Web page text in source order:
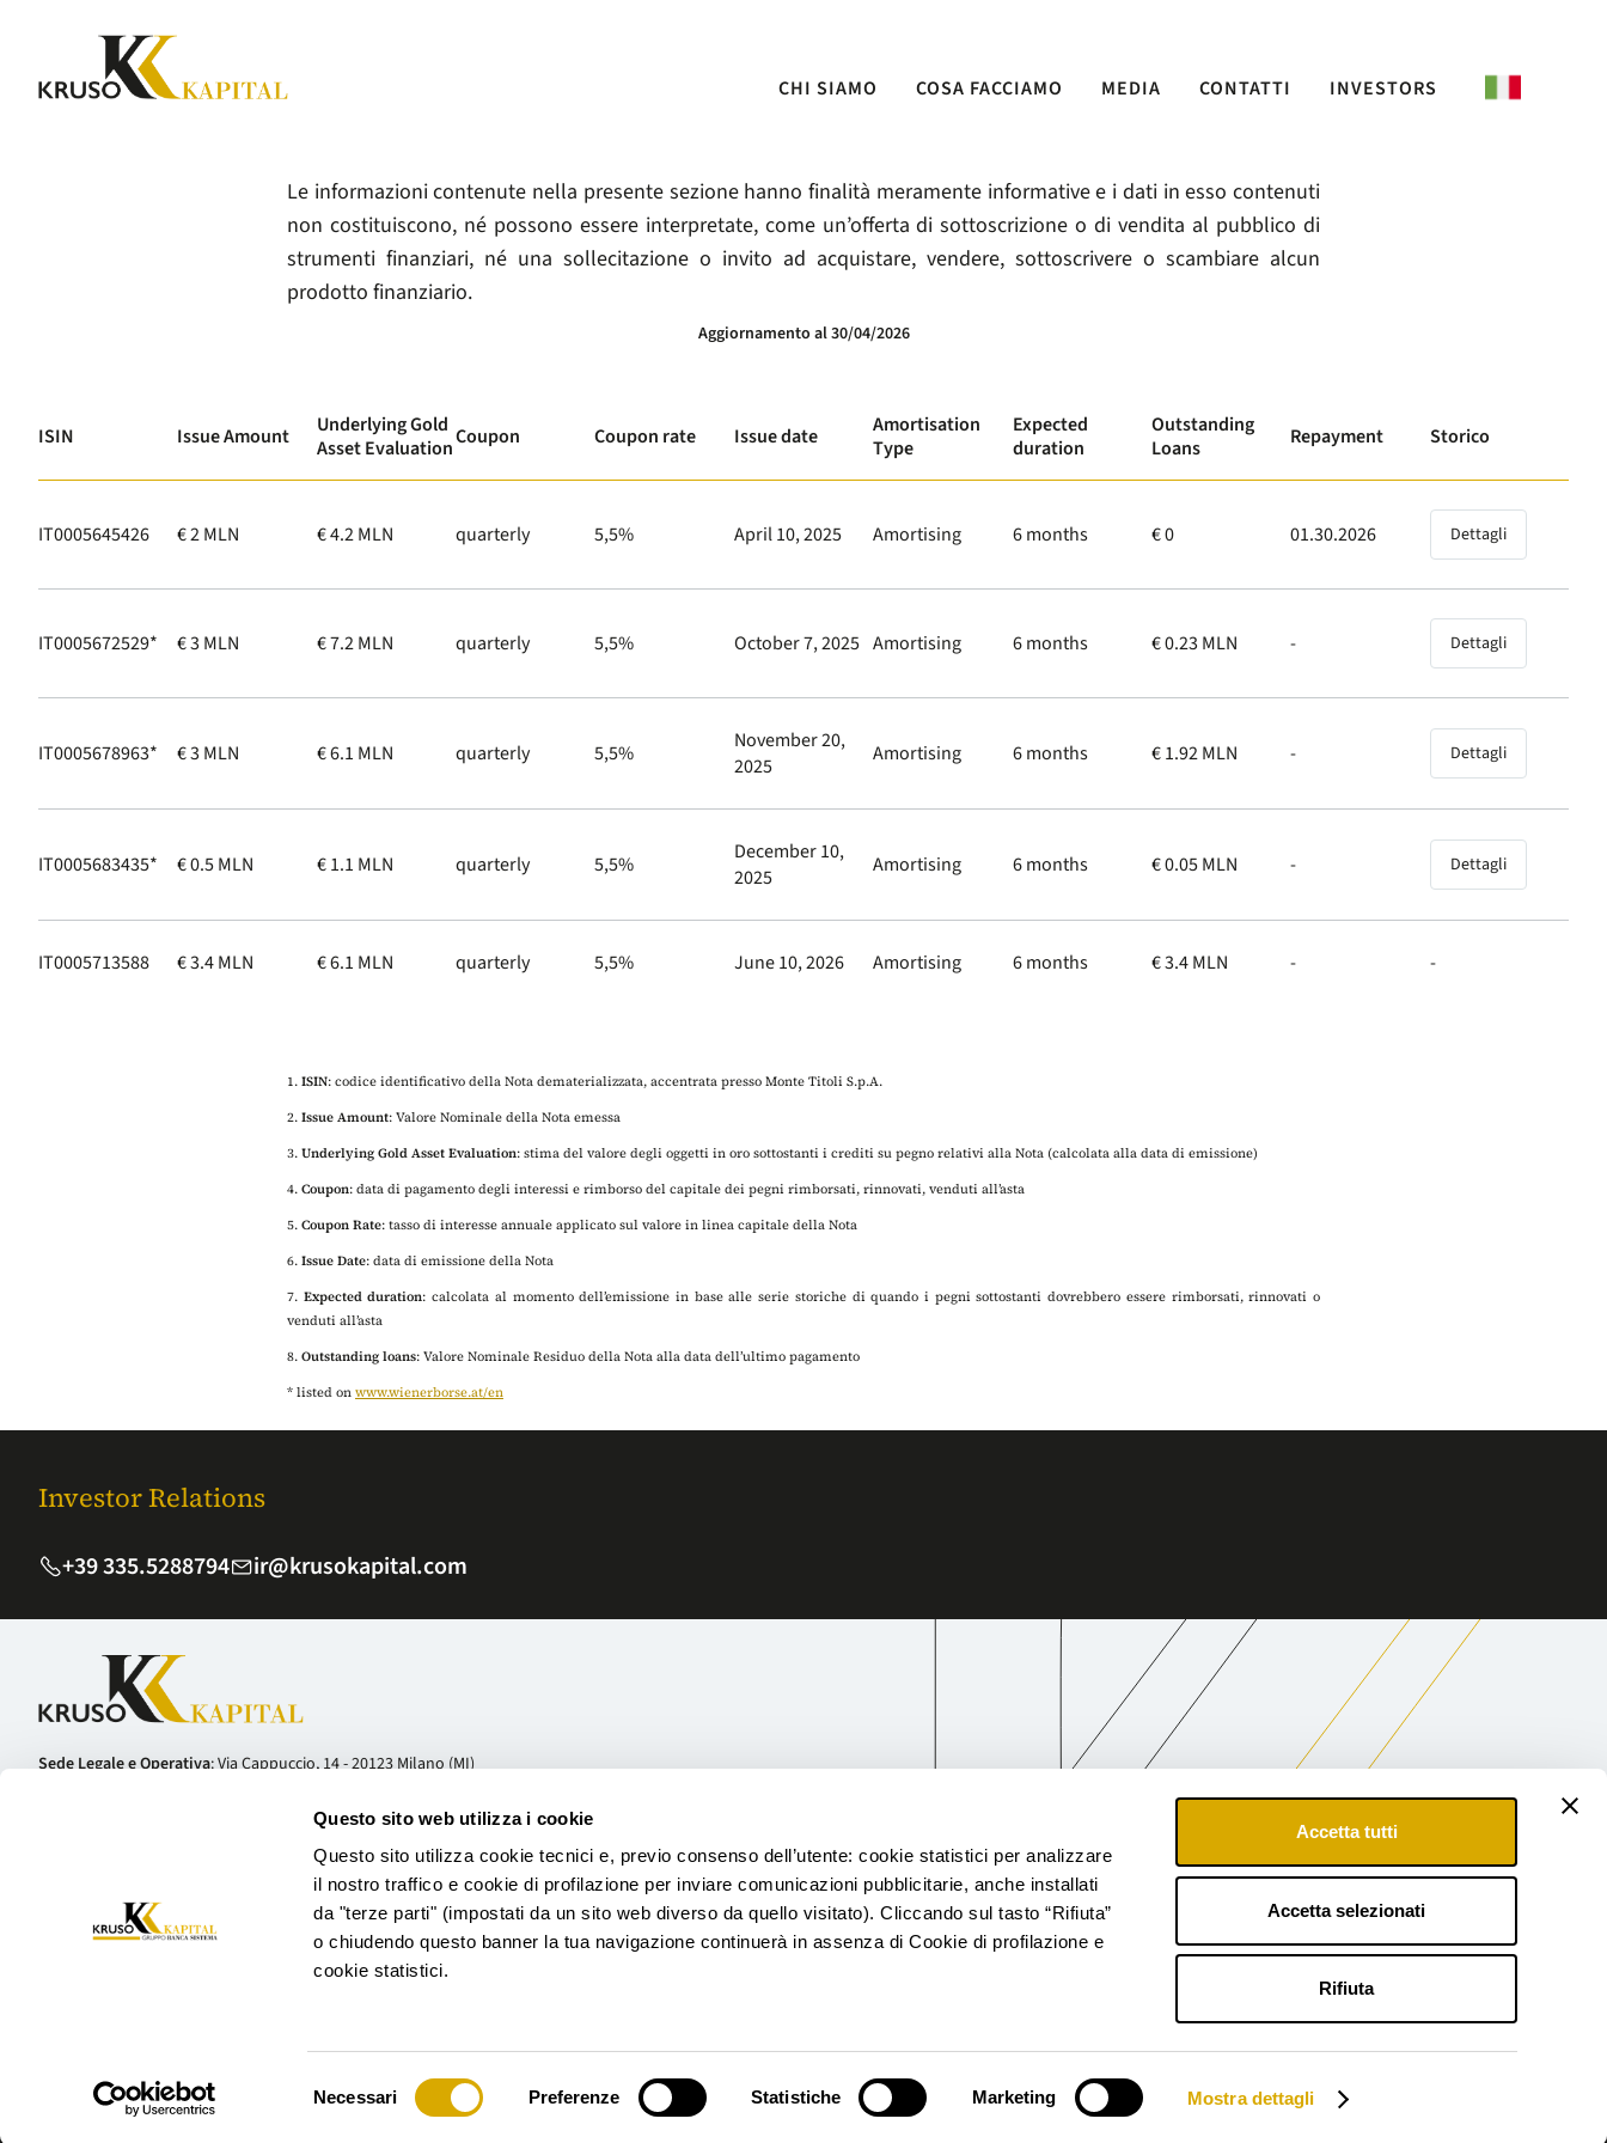
Questo sito web utilizza i cookie
Questo sito utilizza cookie tecnici e, previo consenso dell’utente: cookie statistici per analizzare
il nostro traffico e cookie di profilazione per inviare comunicazioni pubblicitarie, anche installati
da "terze parti" (impostati da un sito web diverso da quello visitato). Cliccando sul tasto “Rifiuta”
o chiudendo questo banner la tua navigazione continuerà in assenza di Cookie di profilazione e
cookie statistici.
Necessari Preferenze Statistiche Marketing Mostra dettagli
Accetta tutti
Accetta selezionati
Rifiuta
CHI SIAMO COSA FACCIAMO MEDIA CONTATTI INVESTORS
Credit-Linked Note
Le informazioni contenute nella presente sezione hanno finalità meramente informative e i dati in esso contenuti
non costituiscono, né possono essere interpretate, come un’offerta di sottoscrizione o di vendita al pubblico di
strumenti finanziari, né una sollecitazione o invito ad acquistare, vendere, sottoscrivere o scambiare alcun
prodotto finanziario.
Aggiornamento al30/04/2026
ISIN Issue Amount
Underlying Gold
Asset EvaluationCoupon Coupon rate Issue date
Amortisation
Type
Expected
duration
Outstanding
Loans
Repayment Storico
IT0005645426 € 2 MLN € 4.2 MLN quarterly 5,5% April 10, 2025 Amortising 6 months € 0 01.30.2026 Dettagli
IT0005672529* € 3 MLN € 7.2 MLN quarterly 5,5% October 7, 2025 Amortising 6 months € 0.23 MLN - Dettagli
IT0005678963* € 3 MLN € 6.1 MLN quarterly 5,5%
November 20,
2025
Amortising 6 months € 1.92 MLN - Dettagli
IT0005683435* € 0.5 MLN € 1.1 MLN quarterly 5,5%
December 10,
2025
Amortising 6 months € 0.05 MLN - Dettagli
IT0005713588 € 3.4 MLN € 6.1 MLN quarterly 5,5% June 10, 2026 Amortising 6 months € 3.4 MLN - -
1. ISIN: codice identificativo della Nota dematerializzata, accentrata presso Monte Titoli S.p.A.
2. Issue Amount: Valore Nominale della Nota emessa
3. Underlying Gold Asset Evaluation: stima del valore degli oggetti in oro sottostanti i crediti su pegno relativi alla Nota (calcolata alla data di emissione)
4. Coupon: data di pagamento degli interessi e rimborso del capitale dei pegni rimborsati, rinnovati, venduti all’asta
5. Coupon Rate: tasso di interesse annuale applicato sul valore in linea capitale della Nota
6. Issue Date: data di emissione della Nota
7. Expected duration: calcolata al momento dell’emissione in base alle serie storiche di quando i pegni sottostanti dovrebbero essere rimborsati, rinnovati o
venduti all’asta
8. Outstanding loans: Valore Nominale Residuo della Nota alla data dell’ultimo pagamento
* listed on www.wienerborse.at/en
Investor Relations
+39 335.5288794 ir@krusokapital.com
Sede Legale e Operativa: Via Cappuccio, 14 - 20123 Milano (MI)
Codice Fiscale e Partita IVA: 10753220960 | Capitale sociale: € 24.609.593 i.v.
Kruso Kapital S.p.A. è iscritta all’albo degli Intermediari Finanziari ex Art. 106 TUB n. 19493
Trasparenza Informativa Antiriciclaggio Informativa Privacy Informativa Cookie Whistleblowing Reclami Note Legali Modello 231